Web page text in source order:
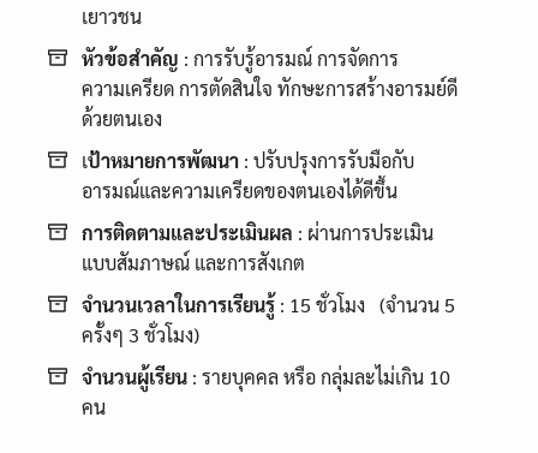
เยาวชน
หัวข้อสำคัญ : การรับรู้อารมณ์ การจัดการ
ความเครียด การตัดสินใจ ทักษะการสร้างอารมย์ดี
ด้วยตนเอง
เป้าหมายการพัฒนา : ปรับปรุงการรับมือกับ
อารมณ์และความเครียดของตนเองได้ดีขึ้น
การติดตามและประเมินผล : ผ่านการประเมิน
แบบสัมภาษณ์ และการสังเกต
จำนวนเวลาในการเรียนรู้ : 15 ชั่วโมง (จำนวน 5
ครั้งๆ 3 ชั่วโมง)
จำนวนผู้เรียน : รายบุคคล หรือ กลุ่มละไม่เกิน 10
คน